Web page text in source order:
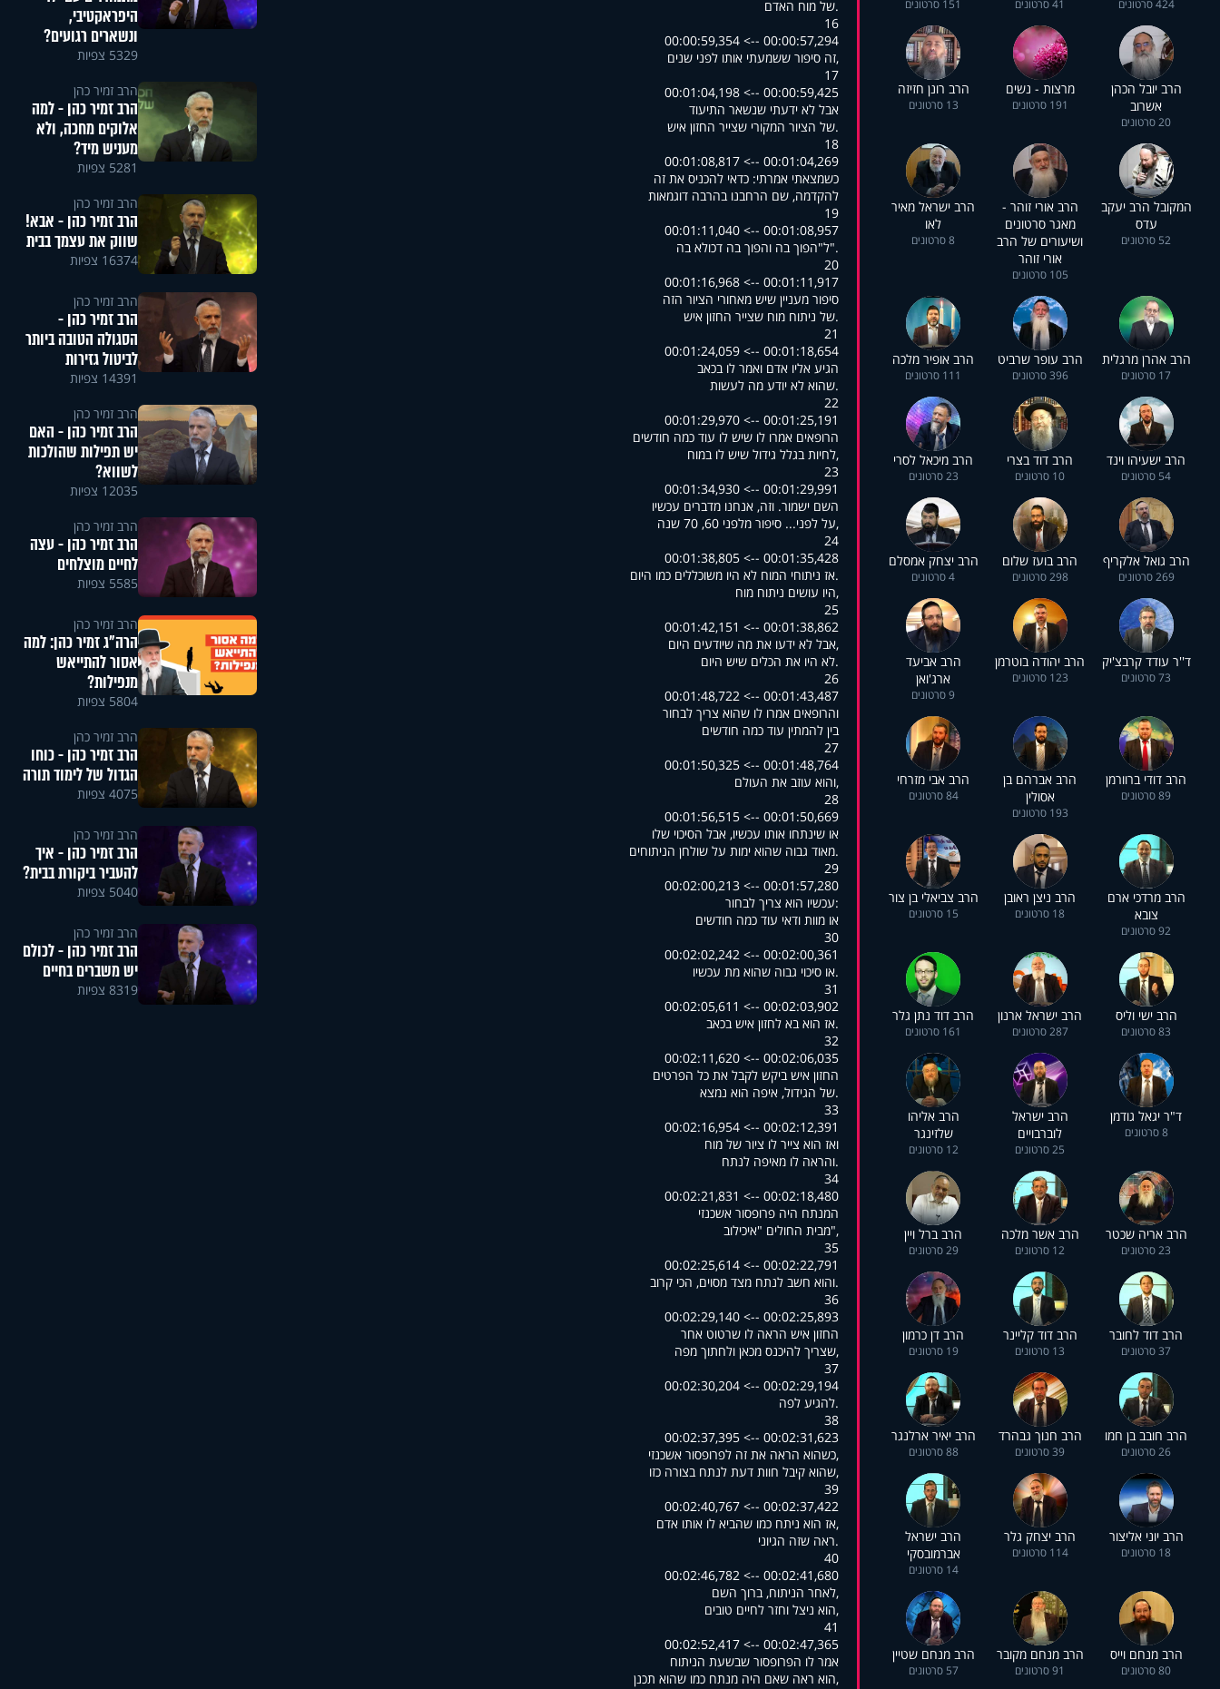
424 סרטונים 41 סרטונים 151 סרטונים
הרב יובל הכהן
אשרוב
20 סרטונים
מרצות - נשים
191 סרטונים
הרב רונן חזיזה
13 סרטונים
המקובל הרב יעקב
עדס
52 סרטונים
הרב אורי זוהר -
מאגר סרטונים
ושיעורים של הרב
אורי זוהר
105 סרטונים
הרב ישראל מאיר
לאו
8 סרטונים
הרב אהרן מרגלית
17 סרטונים
הרב עופר שרביט
396 סרטונים
הרב אופיר מלכה
111 סרטונים
הרב ישעיהו וינד
54 סרטונים
הרב דוד בצרי
10 סרטונים
הרב מיכאל לסרי
23 סרטונים
הרב גואל אלקריף
269 סרטונים
הרב בועז שלום
298 סרטונים
הרב יצחק אמסלם
4 סרטונים
ד''ר עודד קרבצ'יק
73 סרטונים
הרב יהודה בוטרמן
123 סרטונים
הרב אביעד
ארג'ואן
9 סרטונים
הרב דודי ברוורמן
89 סרטונים
הרב אברהם בן
אסולין
193 סרטונים
הרב אבי מזרחי
84 סרטונים
הרב מרדכי ארם
צובא
92 סרטונים
הרב ניצן ראובן
18 סרטונים
הרב צביאלי בן צור
15 סרטונים
הרב ישי וליס
83 סרטונים
הרב ישראל ארנון
287 סרטונים
הרב דוד נתן גלר
161 סרטונים
ד"ר יגאל גודמן
8 סרטונים
הרב ישראל
לוברבויים
25 סרטונים
הרב אליהו
שלזינגר
12 סרטונים
הרב אריה שכטר
23 סרטונים
הרב אשר מלכה
12 סרטונים
הרב ברל ויין
29 סרטונים
הרב דוד לחובר
37 סרטונים
הרב דוד קליינר
13 סרטונים
הרב דן כרמון
19 סרטונים
הרב חובב בן חמו
26 סרטונים
הרב חנוך גבהרד
39 סרטונים
הרב יאיר ארלנגר
88 סרטונים
הרב יוני אליצור
18 סרטונים
הרב יצחק גלר
114 סרטונים
הרב ישראל
אברמובסקי
14 סרטונים
הרב מנחם וייס
80 סרטונים
הרב מנחם מקובר
91 סרטונים
הרב מנחם שטיין
57 סרטונים
.של מוח האדם
16
00:00:57,294 --> 00:00:59,354
,זה סיפור ששמעתי אותו לפני שנים
17
00:00:59,425 --> 00:01:04,198
אבל לא ידעתי שנשאר התיעוד
.של הציור המקורי שצייר החזון איש
18
00:01:04,269 --> 00:01:08,817
כשמצאתי אמרתי: כדאי להכניס את זה
להקדמה, שם הרחבנו בהרבה דוגמאות
19
00:01:08,957 --> 00:01:11,040
."ל"הפוך בה והפוך בה דכולא בה
20
00:01:11,917 --> 00:01:16,968
סיפור מעניין שיש מאחורי הציור הזה
.של ניתוח מוח שצייר החזון איש
21
00:01:18,654 --> 00:01:24,059
הגיע אליו אדם ואמר לו בכאב
.שהוא לא יודע מה לעשות
22
00:01:25,191 --> 00:01:29,970
הרופאים אמרו לו שיש לו עוד כמה חודשים
,לחיות בגלל גידול שיש לו במוח
23
00:01:29,991 --> 00:01:34,930
השם ישמור. וזה, אנחנו מדברים עכשיו
,על לפני... סיפור מלפני 60, 70 שנה
24
00:01:35,428 --> 00:01:38,805
.אז ניתוחי המוח לא היו משוכללים כמו היום
,היו עושים ניתוח מוח
25
00:01:38,862 --> 00:01:42,151
,אבל לא ידעו את מה שיודעים היום
.לא היו את הכלים שיש היום
26
00:01:43,487 --> 00:01:48,722
והרופאים אמרו לו שהוא צריך לבחור
בין להמתין עוד כמה חודשים
27
00:01:48,764 --> 00:01:50,325
,והוא עוזב את העולם
28
00:01:50,669 --> 00:01:56,515
או שינתחו אותו עכשיו, אבל הסיכוי שלו
.מאוד גבוה שהוא ימות על שולחן הניתוחים
29
00:01:57,280 --> 00:02:00,213
:עכשיו הוא צריך לבחור
או מוות ודאי עוד כמה חודשים
30
00:02:00,361 --> 00:02:02,242
.או סיכוי גבוה שהוא מת עכשיו
31
00:02:03,902 --> 00:02:05,611
.אז הוא בא לחזון איש בכאב
32
00:02:06,035 --> 00:02:11,620
החזון איש ביקש לקבל את כל הפרטים
.של הגידול, איפה הוא נמצא
33
00:02:12,391 --> 00:02:16,954
ואז הוא צייר לו ציור של מוח
.והראה לו מאיפה לנתח
34
00:02:18,480 --> 00:02:21,831
המנתח היה פרופסור אשכנזי
,"מבית החולים "איכילוב
35
00:02:22,791 --> 00:02:25,614
.והוא חשב לנתח מצד מסוים, הכי קרוב
36
00:02:25,893 --> 00:02:29,140
החזון איש הראה לו שרטוט אחר
,שצריך להיכנס מכאן ולחתוך מפה
37
00:02:29,194 --> 00:02:30,204
.להגיע לפה
38
00:02:31,623 --> 00:02:37,395
,כשהוא הראה את זה לפרופסור אשכנזי
,שהוא קיבל חוות דעת לנתח בצורה כזו
39
00:02:37,422 --> 00:02:40,767
,אז הוא ניתח כמו שהביא לו אותו אדם
.ראה שזה הגיוני
40
00:02:41,680 --> 00:02:46,782
,לאחר הניתוח, ברוך השם
,הוא ניצל וחזר לחיים טובים
41
00:02:47,365 --> 00:02:52,417
אמר לו הפרופסור שבשעת הניתוח
,הוא ראה שאם היה מנתח כמו שהוא תכנן
היפראקטיבי,
ונשארים רגועים?
5329 צפיות
הרב זמיר כהן
הרב זמיר כהן - למה
אלוקים מחכה, ולא
מעניש מיד?
5281 צפיות
הרב זמיר כהן
הרב זמיר כהן - אבא!
שווק את עצמך בבית
16374 צפיות
הרב זמיר כהן
הרב זמיר כהן -
הסגולה הטובה ביותר
לביטול גזירות
14391 צפיות
הרב זמיר כהן
הרב זמיר כהן - האם
יש תפילות שהולכות
לשווא?
12035 צפיות
הרב זמיר כהן
הרב זמיר כהן - עצה
לחיים מוצלחים
5585 צפיות
הרב זמיר כהן
הרה"ג זמיר כהן: למה
אסור להתייאש
מנפילות?
5804 צפיות
הרב זמיר כהן
הרב זמיר כהן - כוחו
הגדול של לימוד תורה
4075 צפיות
הרב זמיר כהן
הרב זמיר כהן - איך
להעביר ביקורת בבית?
5040 צפיות
הרב זמיר כהן
הרב זמיר כהן - לכולם
יש משברים בחיים
8319 צפיות